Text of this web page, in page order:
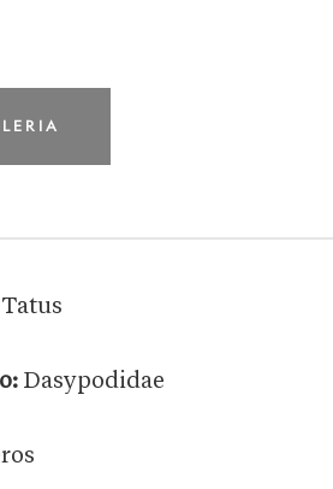
Tatus
Dasypodidae